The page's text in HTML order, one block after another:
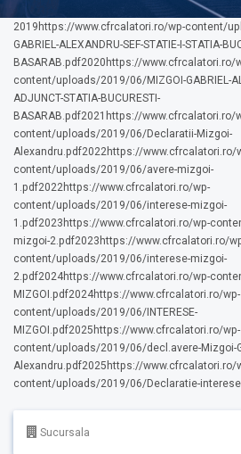
2019https://www.cfrcalatori.ro/wp-content/
GABRIEL-ALEXANDRU-SEF-STATIE-I-STATIA-
BASARAB.pdf2020https://www.cfrcalatori.ro/
content/uploads/2019/06/MIZGOI-GABRIEL-
ADJUNCT-STATIA-BUCURESTI-
BASARAB.pdf2021https://www.cfrcalatori.ro/
content/uploads/2019/06/Declaratii-Mizgoi-
Alexandru.pdf2022https://www.cfrcalatori.ro/
content/uploads/2019/06/avere-mizgoi-
1.pdf2022https://www.cfrcalatori.ro/wp-
content/uploads/2019/06/interese-mizgoi-
1.pdf2023https://www.cfrcalatori.ro/wp-
mizgoi-2.pdf2023https://www.cfrcalatori.ro/
content/uploads/2019/06/interese-mizgoi-
2.pdf2024https://www.cfrcalatori.ro/wp-
MIZGOI.pdf2024https://www.cfrcalatori.ro/wp-
content/uploads/2019/06/INTERESE-
MIZGOI.pdf2025https://www.cfrcalatori.ro/wp-
content/uploads/2019/06/decl.avere-Mizgoi-
Alexandru.pdf2025https://www.cfrcalatori.ro/
content/uploads/2019/06/Declaratie-
Sucursala